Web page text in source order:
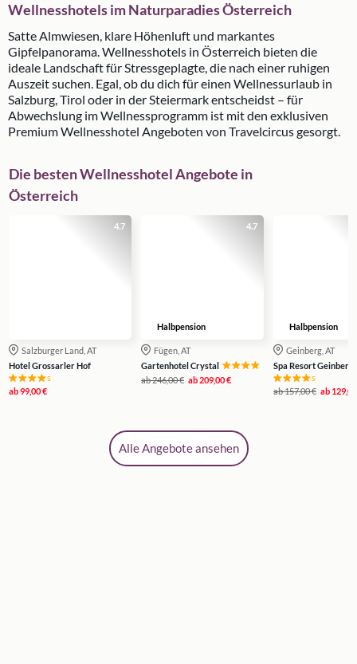
Wellnesshotels im Naturparadies Österreich
Satte Almwiesen, klare Höhenluft und markantes
Gipfelpanorama. Wellnesshotels in Österreich bieten die
ideale Landschaft für Stressgeplagte, die nach einer ruhigen
Auszeit suchen. Egal, ob du dich für einen Wellnessurlaub in
Salzburg, Tirol oder in der Steiermark entscheidst – für
Abwechslung im Wellnessprogramm ist mit den exklusiven
Premium Wellnesshotel Angeboten von Travelcircus gesorgt.
Die besten Wellnesshotel Angebote in
Österreich
4.7
Salzburger Land, AT
Hotel Grossarler Hof
s
ab99,00 €
4.7
Halbpension
Fügen, AT
Gartenhotel Crystal
ab246,00 € ab209,00 €
Halbpension
Geinberg, AT
Spa Resort Geinberg
s
ab157,00 € ab
Alle Angebote ansehen